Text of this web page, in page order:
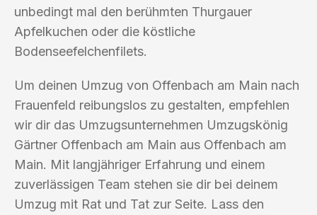
unbedingt mal den berühmten Thurgauer
Apfelkuchen oder die köstliche
Bodenseefelchenfilets.
Um deinen Umzug von Offenbach am Main nach
Frauenfeld reibungslos zu gestalten, empfehlen
wir dir das Umzugsunternehmen Umzugskönig
Gärtner Offenbach am Main aus Offenbach am
Main. Mit langjähriger Erfahrung und einem
zuverlässigen Team stehen sie dir bei deinem
Umzug mit Rat und Tat zur Seite. Lass den